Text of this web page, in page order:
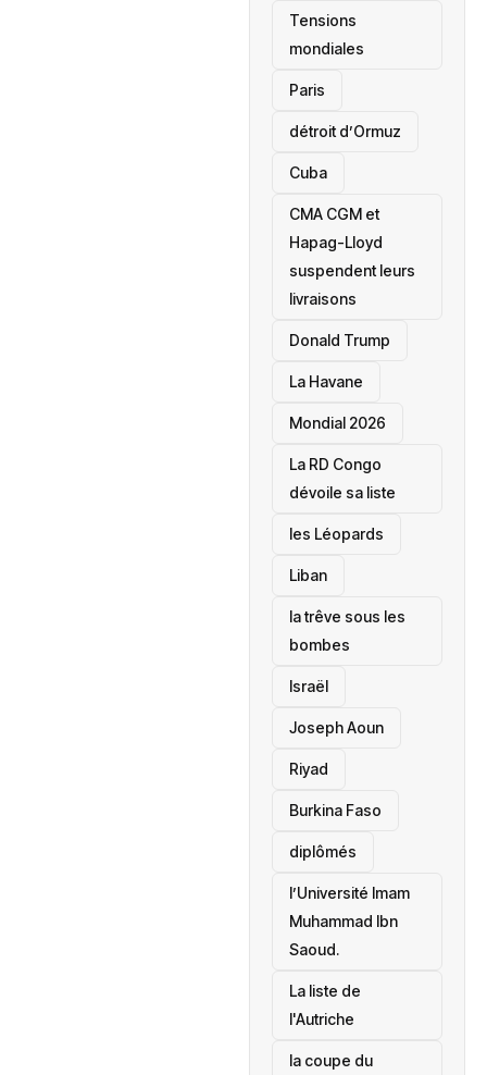
Tensions
mondiales
Paris
détroit d’Ormuz
‎Cuba
CMA CGM et
Hapag-Lloyd
suspendent leurs
livraisons
Donald Trump
La Havane
Mondial 2026
La RD Congo
dévoile sa liste
les Léopards
‎Liban
la trêve sous les
bombes
Israël
Joseph Aoun
Riyad
Burkina Faso
diplômés
l’Université Imam
Muhammad Ibn
Saoud.
‎La liste de
l'Autriche
la coupe du